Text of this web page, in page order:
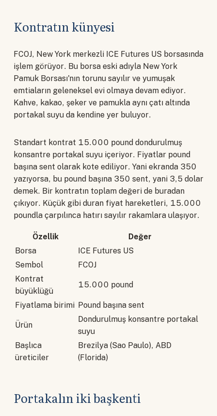
Kontratın künyesi
FCOJ, New York merkezli ICE Futures US borsasında
işlem görüyor. Bu borsa eski adıyla New York
Pamuk Borsası'nın torunu sayılır ve yumuşak
emtiaların geleneksel evi olmaya devam ediyor.
Kahve, kakao, şeker ve pamukla aynı çatı altında
portakal suyu da kendine yer buluyor.
Standart kontrat 15.000 pound dondurulmuş
konsantre portakal suyu içeriyor. Fiyatlar pound
başına sent olarak kote ediliyor. Yani ekranda 350
yazıyorsa, bu pound başına 350 sent, yani 3,5 dolar
demek. Bir kontratın toplam değeri de buradan
çıkıyor. Küçük gibi duran fiyat hareketleri, 15.000
poundla çarpılınca hatırı sayılır rakamlara ulaşıyor.
Özellik
Değer
Borsa
ICE Futures US
Sembol
FCOJ
Kontrat
büyüklüğü
15.000 pound
Fiyatlama birimi Pound başına sent
Ürün
Dondurulmuş konsantre portakal
suyu
Başlıca
üreticiler
Brezilya (Sao Paulo), ABD
(Florida)
Portakalın iki başkenti